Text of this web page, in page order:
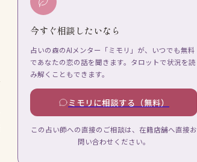
今すぐ相談したいなら
占いの森のAIメンター「ミモリ」が、いつでも無料
であなたの恋の話を聞きます。タロットで状況を読
み解くこともできます。
ミモリに相談する（無料）
この占い師への直接のご相談は、在籍店舗へ直接お
問い合わせください。